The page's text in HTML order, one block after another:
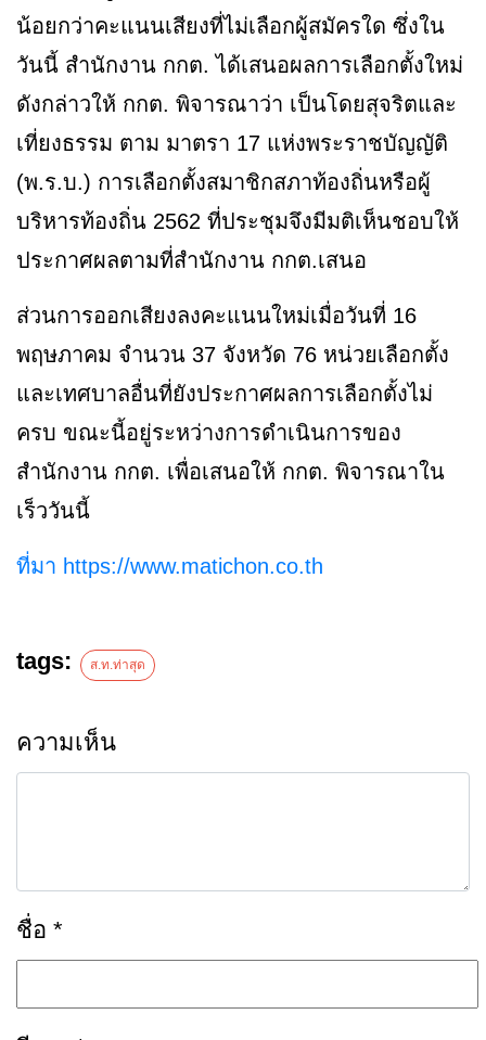
น้อยกว่าคะแนนเสียงที่ไม่เลือกผู้สมัครใด ซึ่งใน
วันนี้ สำนักงาน กกต. ได้เสนอผลการเลือกตั้งใหม่
ดังกล่าวให้ กกต. พิจารณาว่า เป็นโดยสุจริตและ
เที่ยงธรรม ตาม มาตรา 17 แห่งพระราชบัญญัติ
(พ.ร.บ.) การเลือกตั้งสมาชิกสภาท้องถิ่นหรือผู้
บริหารท้องถิ่น 2562 ที่ประชุมจึงมีมติเห็นชอบให้
ประกาศผลตามที่สำนักงาน กกต.เสนอ
ส่วนการออกเสียงลงคะแนนใหม่เมื่อวันที่ 16
พฤษภาคม จำนวน 37 จังหวัด 76 หน่วยเลือกตั้ง
และเทศบาลอื่นที่ยังประกาศผลการเลือกตั้งไม่
ครบ ขณะนี้อยู่ระหว่างการดำเนินการของ
สำนักงาน กกต. เพื่อเสนอให้ กกต. พิจารณาใน
เร็ววันนี้
ที่มา https://www.matichon.co.th
tags: ส.ท.ท่าสุด
ความเห็น
ชื่อ *